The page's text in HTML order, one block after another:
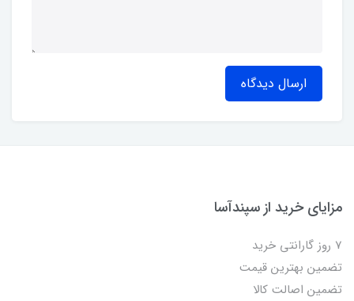
ارسال دیدگاه
مزایای خرید از سپندآسا
7 روز گارانتی خرید
تضمین بهترین قیمت
تضمین اصالت کالا